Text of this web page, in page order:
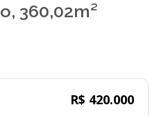
360,02m²
R$ 420.000